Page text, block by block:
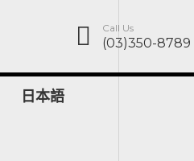
Call Us
(03)350-8789
日本語